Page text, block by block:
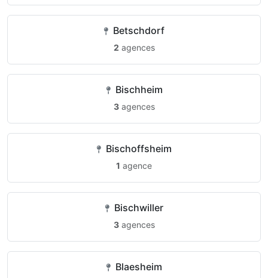
Betschdorf
2 agences
Bischheim
3agences
Bischoffsheim
1 agence
Bischwiller
3agences
Blaesheim